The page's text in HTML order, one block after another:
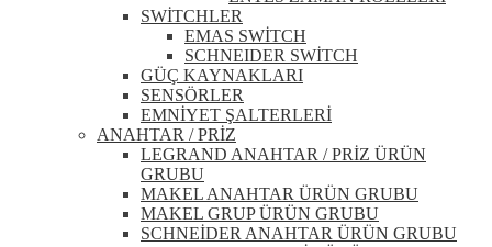
SWİTCHLER
EMAS SWİTCH
SCHNEIDER SWİTCH
GÜÇ KAYNAKLARI
SENSÖRLER
EMNİYET ŞALTERLERİ
ANAHTAR / PRİZ
LEGRAND ANAHTAR / PRİZ ÜRÜN
GRUBU
MAKEL ANAHTAR ÜRÜN GRUBU
MAKEL GRUP ÜRÜN GRUBU
SCHNEİDER ANAHTAR ÜRÜN GRUBU